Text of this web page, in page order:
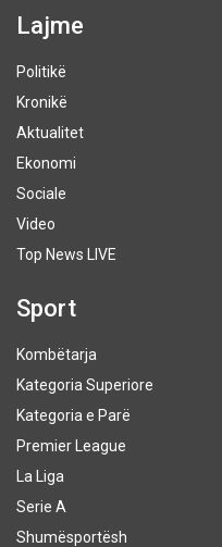
Lajme
Politikë
Kronikë
Aktualitet
Ekonomi
Sociale
Video
Top News LIVE
Sport
Kombëtarja
Kategoria Superiore
Kategoria e Parë
Premier League
La Liga
Serie A
Shumësportësh